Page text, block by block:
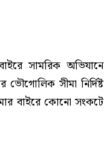
সামরিক অভিযানে
সীমা নির্দিষ্ট
বাইরে কোনো সংকটে